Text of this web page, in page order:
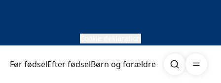
Før fødselEfter fødselBørn og forældre Søg